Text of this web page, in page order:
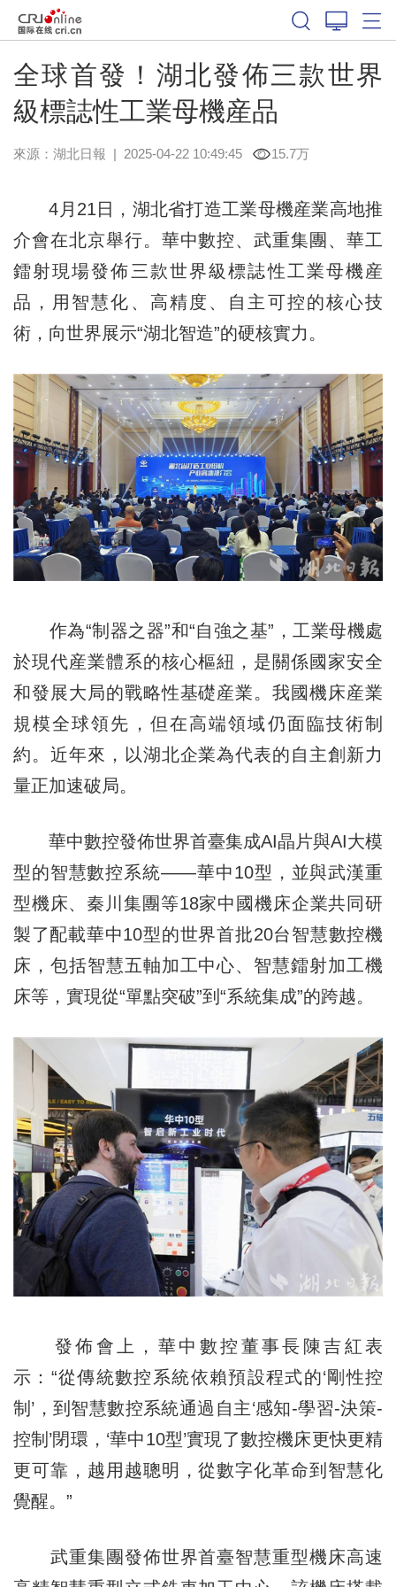
全球首發！湖北發佈三款世界
級標誌性工業母機産品
來源： 湖北日報 | 2025-04-22 10:49:45 15.7万
4月21日，湖北省打造工業母機産業高地推
介會在北京舉行。華中數控、武重集團、華工
鐳射現場發佈三款世界級標誌性工業母機産
品，用智慧化、高精度、自主可控的核心技
術，向世界展示“湖北智造”的硬核實力。
作為“制器之器”和“自強之基”，工業母機處
於現代産業體系的核心樞紐，是關係國家安全
和發展大局的戰略性基礎産業。我國機床産業
規模全球領先，但在高端領域仍面臨技術制
約。近年來，以湖北企業為代表的自主創新力
量正加速破局。
華中數控發佈世界首臺集成AI晶片與AI大模
型的智慧數控系統——華中10型，並與武漢重
型機床、秦川集團等18家中國機床企業共同研
製了配載華中10型的世界首批20台智慧數控機
床，包括智慧五軸加工中心、智慧鐳射加工機
床等，實現從“單點突破”到“系統集成”的跨越。
發佈會上，華中數控董事長陳吉紅表
示：“從傳統數控系統依賴預設程式的‘剛性控
制’，到智慧數控系統通過自主‘感知-學習-決策-
控制’閉環，‘華中10型’實現了數控機床更快更精
更可靠，越用越聰明，從數字化革命到智慧化
覺醒。”
武重集團發佈世界首臺智慧重型機床高速